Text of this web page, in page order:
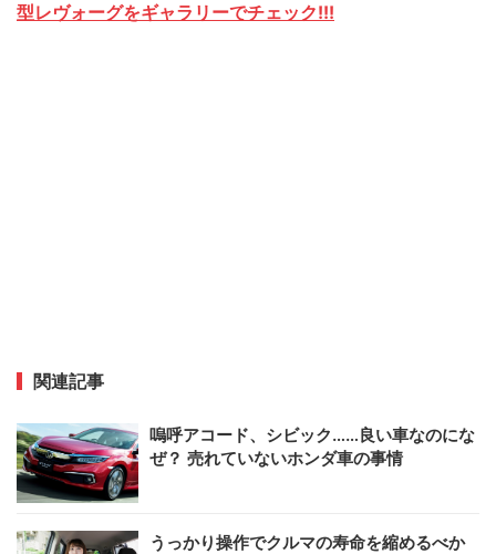
型レヴォーグをギャラリーでチェック!!!
関連記事
嗚呼アコード、シビック……良い車なのにな
ぜ？ 売れていないホンダ車の事情
うっかり操作でクルマの寿命を縮めるべか